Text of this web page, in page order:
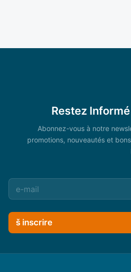
Restez
Abonnez-vous à notre
promotions, nouveautés et
š inscrire